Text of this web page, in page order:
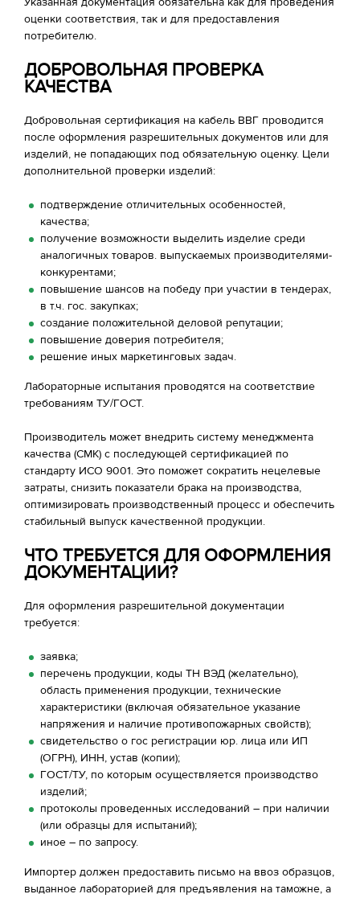
оценки соответствия, так и для предоставления
потребителю.
ДОБРОВОЛЬНАЯ ПРОВЕРКА
КАЧЕСТВА
Добровольная сертификация на кабель ВВГ проводится
после оформления разрешительных документов или для
изделий, не попадающих под обязательную оценку. Цели
дополнительной проверки изделий:
подтверждение отличительных особенностей,
качества;
получение возможности выделить изделие среди
аналогичных товаров. выпускаемых производителями-
конкурентами;
повышение шансов на победу при участии в тендерах,
в т.ч. гос. закупках;
создание положительной деловой репутации;
повышение доверия потребителя;
решение иных маркетинговых задач.
Лабораторные испытания проводятся на соответствие
требованиям ТУ/ГОСТ.
Производитель может внедрить систему менеджмента
качества (СМК) с последующей сертификацией по
стандарту ИСО 9001. Это поможет сократить нецелевые
затраты, снизить показатели брака на производства,
оптимизировать производственный процесс и обеспечить
стабильный выпуск качественной продукции.
ЧТО ТРЕБУЕТСЯ ДЛЯ ОФОРМЛЕНИЯ
ДОКУМЕНТАЦИИ?
Для оформления разрешительной документации
требуется:
заявка;
перечень продукции, коды ТН ВЭД (желательно),
область применения продукции, технические
характеристики (включая обязательное указание
напряжения и наличие противопожарных свойств);
свидетельство о гос регистрации юр. лица или ИП
(ОГРН), ИНН, устав (копии);
ГОСТ/ТУ, по которым осуществляется производство
изделий;
протоколы проведенных исследований – при наличии
(или образцы для испытаний);
иное – по запросу.
Импортер должен предоставить письмо на ввоз образцов,
выданное лабораторией для предъявления на таможне, а